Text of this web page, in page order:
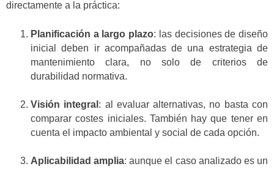
directamente a la práctica:
Planificación a largo plazo: las decisiones de diseño
inicial deben ir acompañadas de una estrategia de
mantenimiento clara, no solo de criterios de
durabilidad normativa.
Visión integral : al evaluar alternativas, no basta con
comparar costes iniciales. También hay que tener en
cuenta el impacto ambiental y social de cada opción.
Aplicabilidad amplia: aunque el caso analizado es un